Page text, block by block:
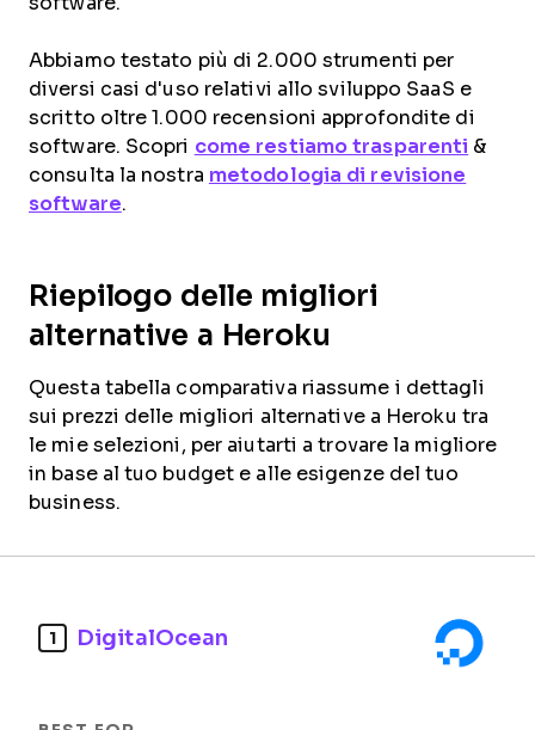
Abbiamo testato più di 2.000 strumenti per
diversi casi d'uso relativi allo sviluppo SaaS e
scritto oltre 1.000 recensioni approfondite di
software. Scopri come restiamo trasparenti &
consulta la nostra metodologia di revisione
software.
Riepilogo delle migliori
alternative a Heroku
Questa tabella comparativa riassume i dettagli
sui prezzi delle migliori alternative a Heroku tra
le mie selezioni, per aiutarti a trovare la migliore
in base al tuo budget e alle esigenze del tuo
business.
1 DigitalOcean